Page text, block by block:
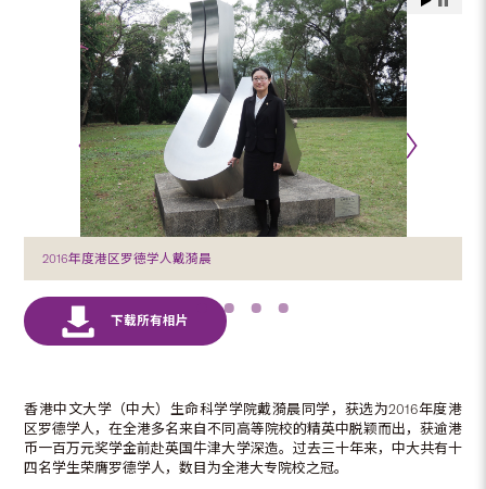
2016年度港区罗德学人戴漪晨
香港中文大学（中大）生命科学学院戴漪晨同学，获选为2016年度港
区罗德学人，在全港多名来自不同高等院校的精英中脱颖而出，获逾港
币一百万元奖学金前赴英国牛津大学深造。过去三十年来，中大共有十
四名学生荣膺罗德学人，数目为全港大专院校之冠。